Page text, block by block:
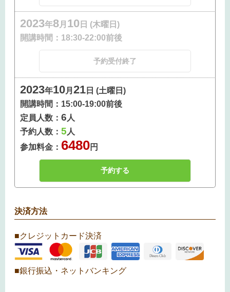
2023年8月 10 日 (木曜日)
開講時間： 18:30-22:00前後
予約受付終了
2023年10月 21 日 (土曜日)
開講時間： 15:00-19:00前後
定員人数： 6 人
予約人数： 5 人
参加料金： 6480円
決済方法
■クレジットカード決済
■銀行振込・ネットバンキング